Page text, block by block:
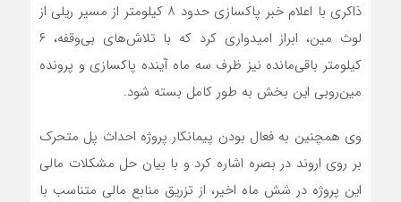
ذاکری با اعلام خبر پاکسازی حدود ۸ کیلومتر از مسیر ریلی از
لوث مین، ابراز امیدواری کرد که با تلاش‌های بی‌وقفه، ۶
کیلومتر باقی‌مانده نیز ظرف سه ماه آینده پاکسازی و پرونده
مین‌روبی این بخش به طور کامل بسته شود.
وی همچنین به فعال بودن پیمانکار پروژه احداث پل متحرک
بر روی اروند در بصره اشاره کرد و با بیان حل مشکلات مالی
این پروژه در شش ماه اخیر، از تزریق منابع مالی متناسب با